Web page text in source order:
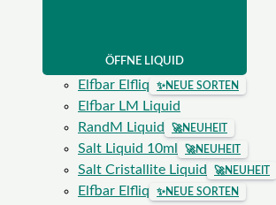
ÖFFNE LIQUID
Elfbar Elfliq ✨NEUE SORTEN
Elfbar LM Liquid
RandM Liquid
🚀NEUHEIT
Salt Liquid 10ml 🚀NEUHEIT
Salt Cristallite Liquid 🚀NEUHEIT
Elfbar Elfliq ✨NEUE SORTEN